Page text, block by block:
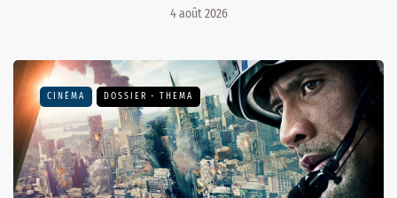
4 août 2026
CINÉMA DOSSIER - THEMA